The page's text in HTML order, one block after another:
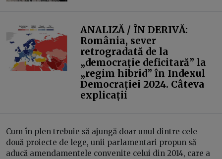
ANALIZĂ / ÎN DERIVĂ:
România, sever
retrogradată de la
„democrație deficitară” la
„regim hibrid” în Indexul
Democrației 2024. Câteva
explicații
Cum în plen trebuie să ajungă doar unul dintre cele
două proiecte de lege, unii parlamentari propun să
aducă amendamentele convenite celui din 2014, care a